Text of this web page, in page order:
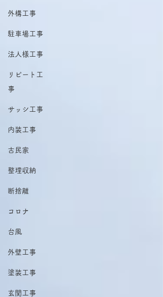
外構工事
駐車場工事
法人様工事
リピート工
事
サッシ工事
内装工事
古民家
整理収納
断捨離
コロナ
台風
外壁工事
塗装工事
玄関工事